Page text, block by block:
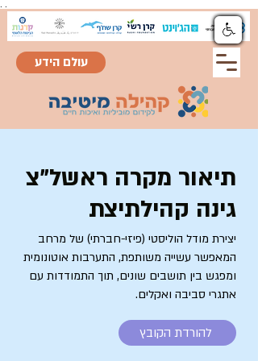
עולם הידע
תיאור מקרה ראשל"צ
גינה קהילתיצת
יצירת מודל הוליסטי (פיזי-חברתי) של מרחב
המאפשר עשייה משותפת, התערבות אוטונומית
ומפגש בין תושבים שונים, תוך התמודדות עם
אתגרי סביבה ואקלים.
להורדת הקובץ